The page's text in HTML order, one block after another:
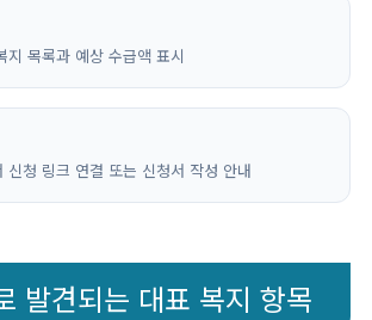
지 목록과 예상 수급액 표시
신청 링크 연결 또는 신청서 작성 안내
발견되는 대표 복지 항목